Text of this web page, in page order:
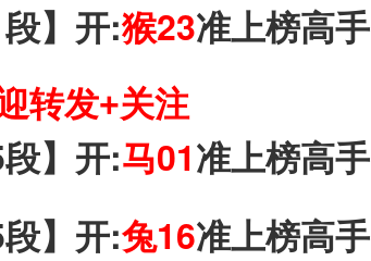
】开:猴23准上榜高手
转发+关注
】开:马01准上榜高手
】开:兔16准上榜高手